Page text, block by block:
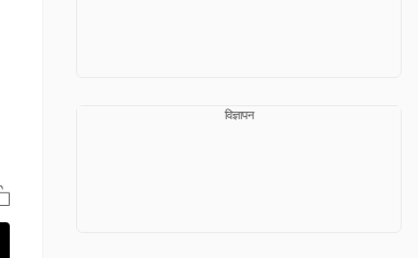
विज्ञापन